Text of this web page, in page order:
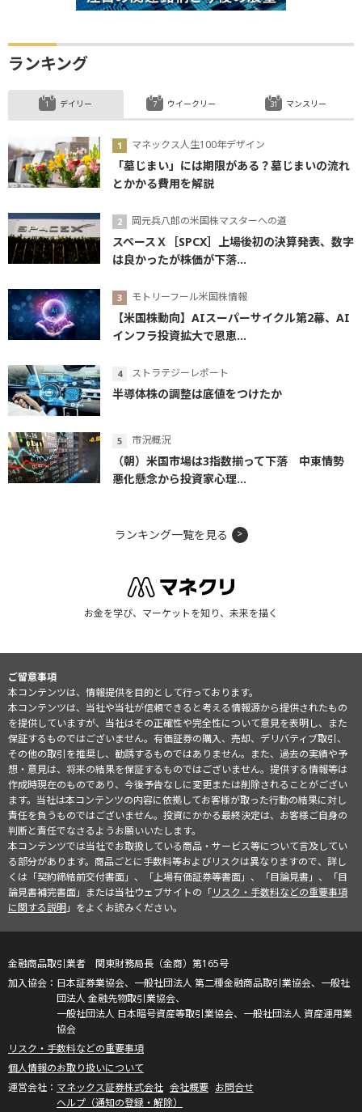
ランキング
デイリー
マネックス人生100年デザイン
「墓じまい」には期限がある？墓じまいの流れ
とかかる費用を解説
岡元兵八郎の米国株マスターへの道
スペースＸ［SPCX］上場後初の決算発表、数字
は良かったが株価が下落...
モトリーフール米国株情報
【米国株動向】AIスーパーサイクル第2幕、AI
インフラ投資拡大で恩恵...
ストラテジーレポート
半導体株の調整は底値をつけたか
市況概況
（朝）米国市場は3指数揃って下落 中東情勢
悪化懸念から投資家心理...
ウイークリー マンスリー
ランキング一覧を見る
お金を学び、マーケットを知り、未来を描く
ご留意事項
本コンテンツは、情報提供を目的として行っております。
本コンテンツは、当社や当社が信頼できると考える情報源から提供されたもの
を提供していますが、当社はその正確性や完全性について意見を表明し、また
保証するものではございません。有価証券の購入、売却、デリバティブ取引、
その他の取引を推奨し、勧誘するものではありません。また、過去の実績や予
想・意見は、将来の結果を保証するものではございません。提供する情報等は
作成時現在のものであり、今後予告なしに変更または削除されることがござい
ます。当社は本コンテンツの内容に依拠してお客様が取った行動の結果に対し
責任を負うものではございません。投資にかかる最終決定は、お客様ご自身の
判断と責任でなさるようお願いいたします。
本コンテンツでは当社でお取扱している商品・サービス等について言及してい
る部分があります。商品ごとに手数料等およびリスクは異なりますので、詳し
くは「契約締結前交付書面」、「上場有価証券等書面」、「目論見書」、「目
論見書補完書面」または当社ウェブサイトの「リスク・手数料などの重要事項
に関する説明」をよくお読みください。
金融商品取引業者 関東財務局長（金商）第165号
日本証券業協会、一般社団法人 第二種金融商品取引業協会、一般社
団法人 金融先物取引業協会、
一般社団法人 日本暗号資産等取引業協会、一般社団法人 資産運用業
協会
リスク・手数料などの重要事項
個人情報のお取り扱いについて
マネックス証券株式会社 会社概要 お問合せ
ヘルプ（通知の登録・解除）